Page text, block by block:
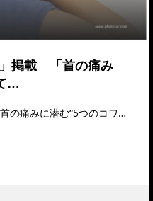
掲載 「首の痛み
…
「首」の痛み放っておいたらNG。首の痛みに潜む“5つのコワイ病気”とは？【医師解説】という記事を…